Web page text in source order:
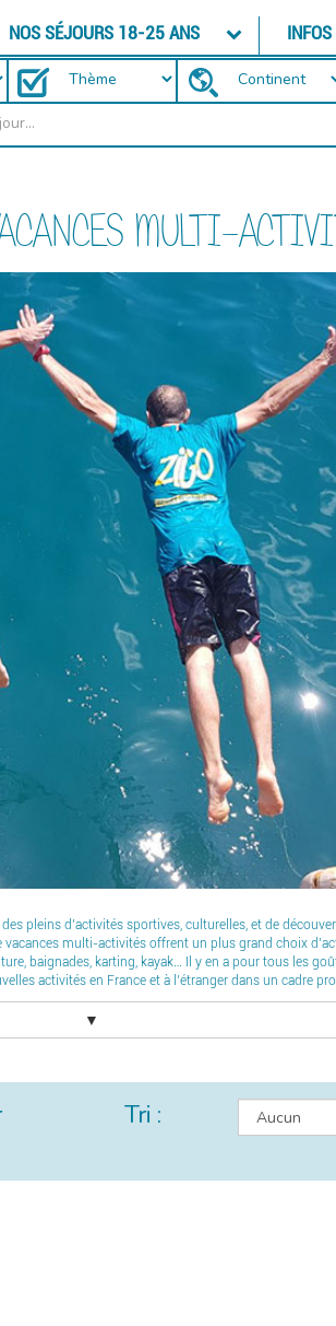
NOS SÉJOURS 18-25 ANS
MULTI-
pleins d’activités sportives, culturelles, et de
multi-activités offrent un plus grand choix
baignades, karting, kayak… Il y en a pour tous les
activités en France et à l’étranger dans un cadre
▼
Tri :